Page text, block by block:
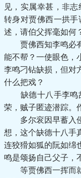
见，实属幸甚，非志
转身对贾佛西一拱手
述，请伯父挥毫如何
贾佛西知李鸣必有
能不帮？一使眼色，
李鸣刁钻缺损，但对
什么把戏？
缺德十八手李鸣故
荣，贼子匿迹潜踪。
多尔衮因早蓄入侵
想，这个缺德十八手
连狡猾如狐的阮如绵
鸣是颂扬自己父子，
等贾佛西一挥而就